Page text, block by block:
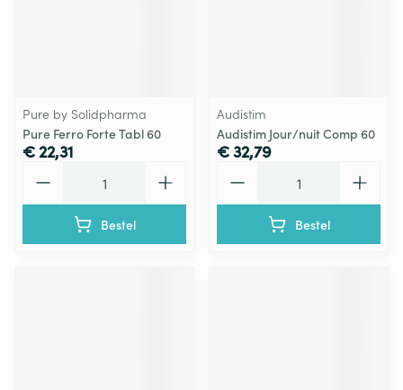
Pure by Solidpharma
Pure Ferro Forte Tabl 60
€ 22,31
Bestel
Audistim
Audistim Jour/nuit Comp 60
€ 32,79
Bestel